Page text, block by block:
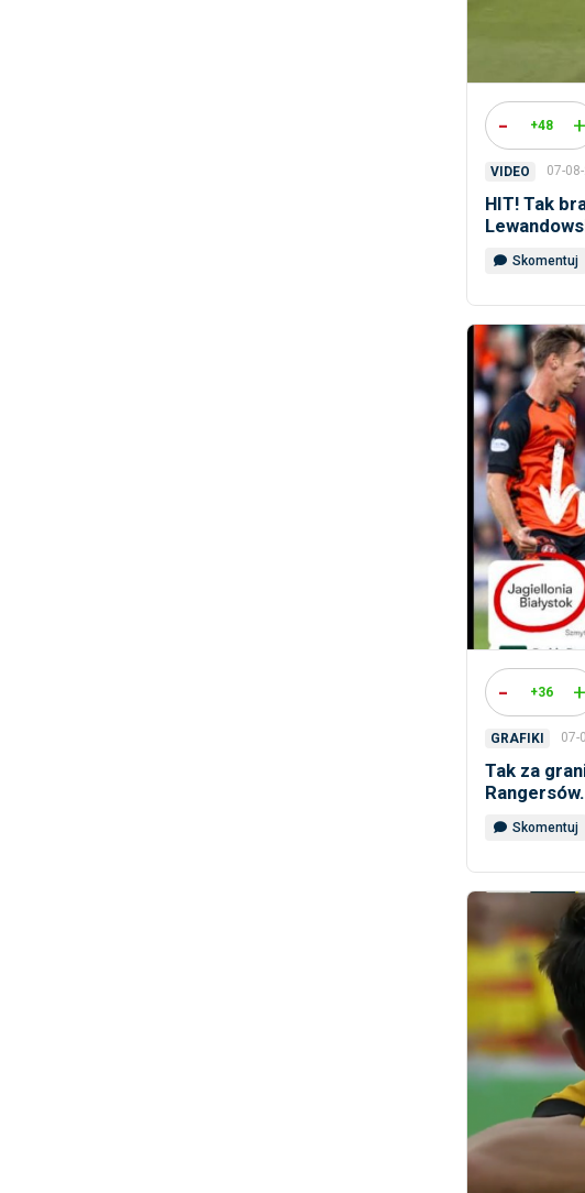
- +48 +
VIDEO 07-
HIT! Tak
Skomentuj
- +36 +
GRAFIKI 07-
Tak za
Skomentuj